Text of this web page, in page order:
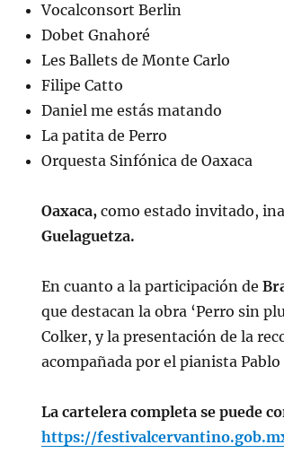
Vocalconsort Berlin
Dobet Gnahoré
Les Ballets de Monte Carlo
Filipe Catto
Daniel me estás matando
La patita de Perro
Orquesta Sinfónica de Oaxaca
Oaxaca, como estado invitado,
Guelaguetza.
En cuanto a la participación de
que destacan la obra ‘Perro sin
Colker, y la presentación de la
acompañada por el pianista Pablo
La cartelera completa se puede
https://